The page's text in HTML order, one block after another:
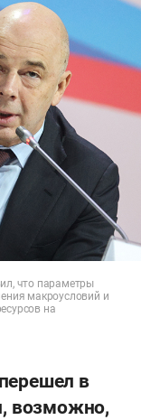
что параметры
макроусловий и
на
в
возможно,